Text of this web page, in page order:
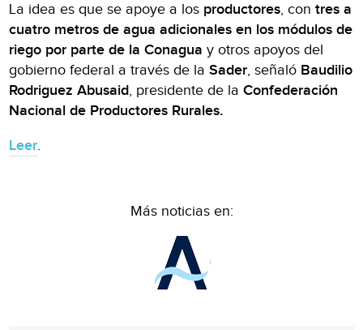
La idea es que se apoye a los productores, contres a
cuatro metros de agua adicionales en los módulos de
riego por parte de la Conagua y otros apoyos del
gobierno federal a través de laSader, señaló Baudilio
Rodriguez Abusaid, presidente de laConfederación
Nacional de Productores Rurales.
Leer.
Más noticias en: